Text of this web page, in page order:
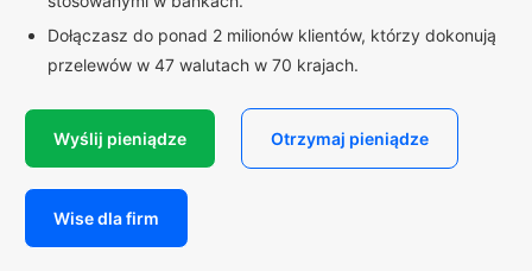
Dołączasz do ponad 2 milionów klientów, którzy dokonują
przelewów w 47 walutach w 70 krajach.
Wyślij pieniądze Otrzymaj pieniądze
Wise dla firm